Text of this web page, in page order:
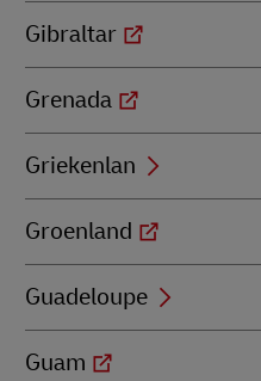
Gibraltar
Grenada
Griekenlan
Groenland
Guadeloupe
Guam